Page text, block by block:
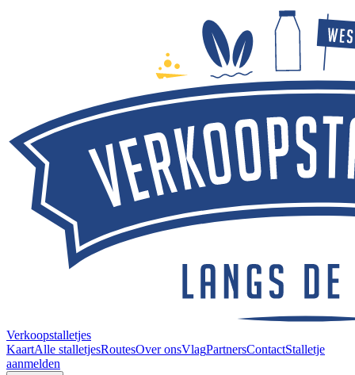
Verkoopstalletjes
KaartAlle stalletjesRoutesOver onsVlagPartnersContactStalletje
aanmelden